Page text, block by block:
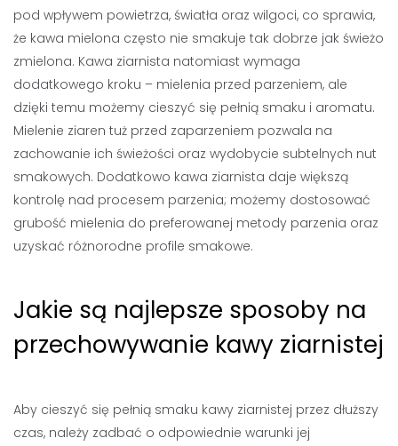
pod wpływem powietrza, światła oraz wilgoci, co sprawia,
że kawa mielona często nie smakuje tak dobrze jak świeżo
zmielona. Kawa ziarnista natomiast wymaga
dodatkowego kroku – mielenia przed parzeniem, ale
dzięki temu możemy cieszyć się pełnią smaku i aromatu.
Mielenie ziaren tuż przed zaparzeniem pozwala na
zachowanie ich świeżości oraz wydobycie subtelnych nut
smakowych. Dodatkowo kawa ziarnista daje większą
kontrolę nad procesem parzenia; możemy dostosować
grubość mielenia do preferowanej metody parzenia oraz
uzyskać różnorodne profile smakowe.
Jakie są najlepsze sposoby na
przechowywanie kawy ziarnistej
Aby cieszyć się pełnią smaku kawy ziarnistej przez dłuższy
czas, należy zadbać o odpowiednie warunki jej